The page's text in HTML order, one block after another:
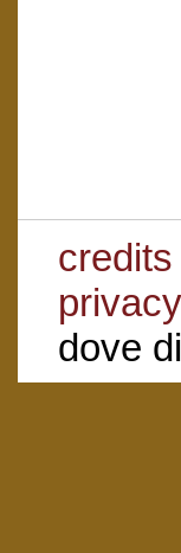
credits
privacy
dove